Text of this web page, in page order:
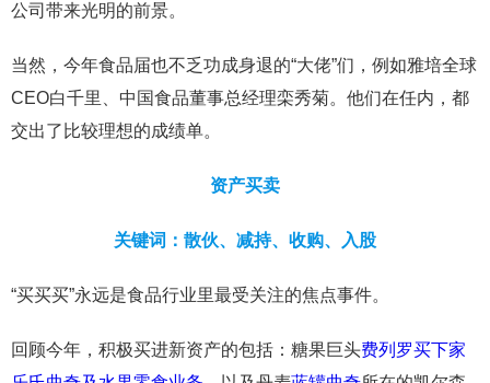
公司带来光明的前景。
当然，今年食品届也不乏功成身退的“大佬”们，例如雅培全球
CEO白千里、中国食品董事总经理栾秀菊。他们在任内，都
交出了比较理想的成绩单。
资产买卖
关键词：散伙、减持、收购、入股
“买买买”永远是食品行业里最受关注的焦点事件。
回顾今年，积极买进新资产的包括：糖果巨头费列罗买下家